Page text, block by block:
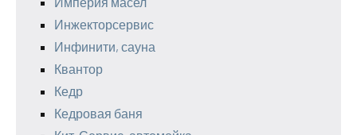
Инжекторсервис
Инфинити, сауна
Квантор
Кедр
Кедровая баня